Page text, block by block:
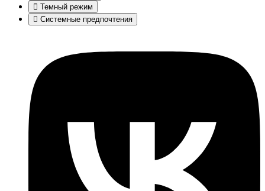
Темный режим
Системные предпочтения